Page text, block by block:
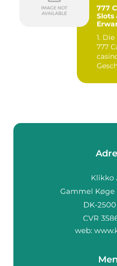
777
Slots
1.
777
web: